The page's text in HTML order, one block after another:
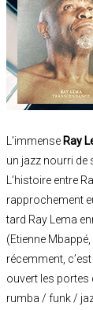
L’immenseRay
un jazz nourri de
L’histoire entre
rapprochement
tard Ray Lema
(Etienne
récemment,
ouvert les portes
rumba / funk /